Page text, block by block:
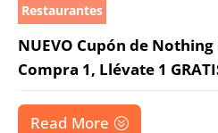
Restaurantes
NUEVO Cupón de Nothing
Compra 1, Llévate 1
Read More